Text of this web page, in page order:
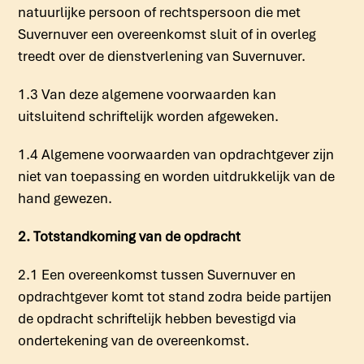
natuurlijke persoon of rechtspersoon die met
Suvernuver een overeenkomst sluit of in overleg
treedt over de dienstverlening van Suvernuver.
1.3 Van deze algemene voorwaarden kan
uitsluitend schriftelijk worden afgeweken.
1.4 Algemene voorwaarden van opdrachtgever zijn
niet van toepassing en worden uitdrukkelijk van de
hand gewezen.
2. Totstandkoming van de opdracht
2.1 Een overeenkomst tussen Suvernuver en
opdrachtgever komt tot stand zodra beide partijen
de opdracht schriftelijk hebben bevestigd via
ondertekening van de overeenkomst.